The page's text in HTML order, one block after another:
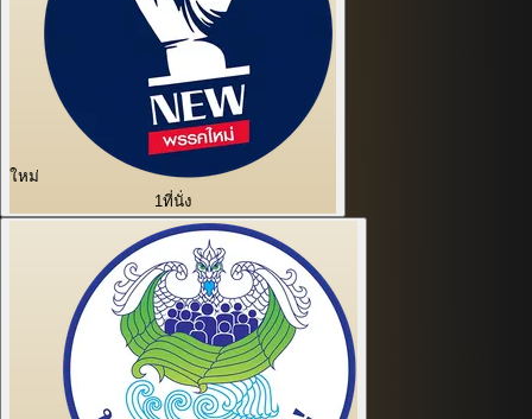
ใหม่
1ที่นั่ง